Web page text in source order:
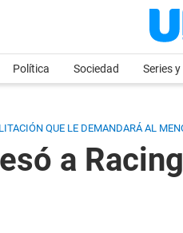
Política Sociedad Series
QUE LE DEMANDARÁ AL
a